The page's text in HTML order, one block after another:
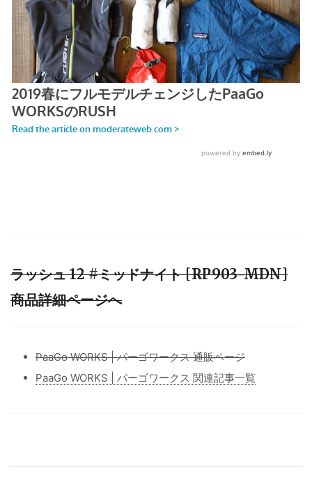
ラッシュ 12 #ミッドナイト [RP903-MDN]
商品詳細ページへ
PaaGo WORKS | パーゴワークス 通販ページ
PaaGo WORKS | パーゴワークス 関連記事一覧